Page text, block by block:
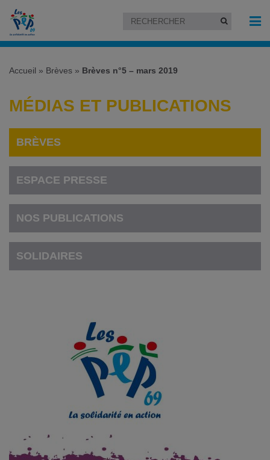
Accueil » Brèves » Brèves n°5 – mars 2019
MÉDIAS ET PUBLICATIONS
BRÈVES
ESPACE PRESSE
NOS PUBLICATIONS
SOLIDAIRES